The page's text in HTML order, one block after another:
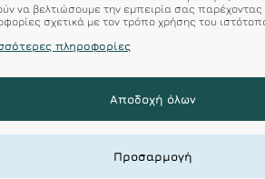
12.00€
να βελτιώσουμε την εμπειρία σας παρέχοντας
σχετικά με τον τρόπο χρήσης του
πληροφορίες
Αποδοχή όλων
Προσαρμογή